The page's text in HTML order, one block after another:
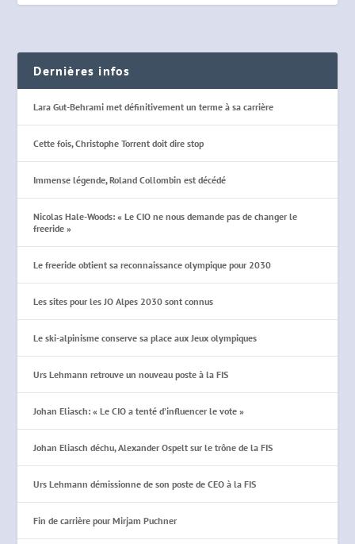
Dernières infos
Lara Gut-Behrami met définitivement un terme à sa carrière
Cette fois, Christophe Torrent doit dire stop
Immense légende, Roland Collombin est décédé
Nicolas Hale-Woods: « Le CIO ne nous demande pas de changer le
freeride »
Le freeride obtient sa reconnaissance olympique pour 2030
Les sites pour les JO Alpes 2030 sont connus
Le ski-alpinisme conserve sa place aux Jeux olympiques
Urs Lehmann retrouve un nouveau poste à la FIS
Johan Eliasch: « Le CIO a tenté d’influencer le vote »
Johan Eliasch déchu, Alexander Ospelt sur le trône de la FIS
Urs Lehmann démissionne de son poste de CEO à la FIS
Fin de carrière pour Mirjam Puchner